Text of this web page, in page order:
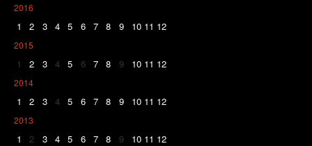
2016
1 2 3 4 5 6 7 8 9 10 11 12
2015
1 2 3 4 5 6 7 8 9 10 11 12
2014
1 2 3 4 5 6 7 8 9 10 11 12
2013
1 2 3 4 5 6 7 8 9 10 11 12